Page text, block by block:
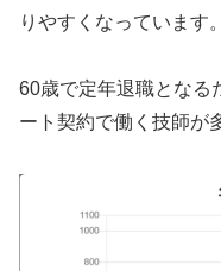
りやすくなっています。
60歳で定年退職となる
ート契約で働く技師が